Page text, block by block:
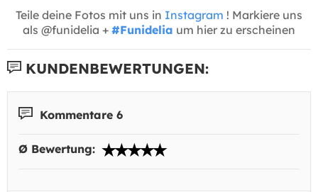
Teile deine Fotos mit uns in Instagram ! Markiere uns
als @funidelia + #Funidelia um hier zu erscheinen
KUNDENBEWERTUNGEN:
Kommentare 6
Ø Bewertung: